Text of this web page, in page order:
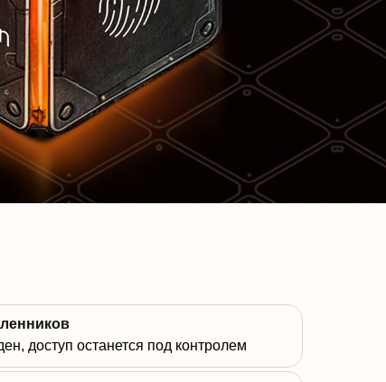
доступ останется под контролем